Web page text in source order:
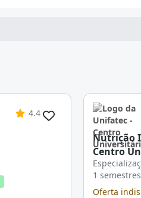
4.4
Nutrição
Centro
1 semestres
Oferta